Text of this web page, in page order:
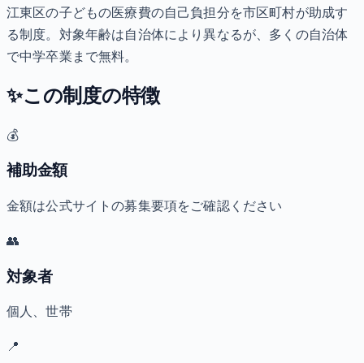
江東区の子どもの医療費の自己負担分を市区町村が助成す
る制度。対象年齢は自治体により異なるが、多くの自治体
で中学卒業まで無料。
✨この制度の特徴
💰
補助金額
金額は公式サイトの募集要項をご確認ください
👥
対象者
個人、世帯
📍